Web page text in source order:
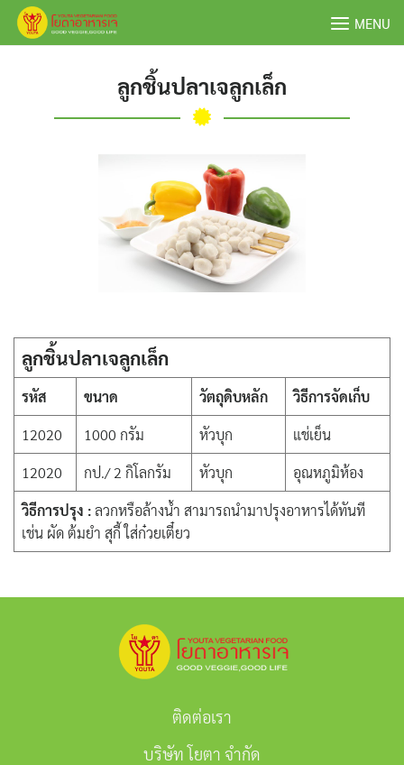
Skip
MENU
ลูกชิ้นปลาเจลูกเล็ก
ลูกชิ้นปลาเจลูกเล็ก
รหัส ขนาด วัตถุดิบหลัก
วิธีการจัดเก็บ
12020
1000 กรัม หัวบุก
แช่เย็น
12020
กป./ 2 กิโลกรัม หัวบุก
อุณหภูมิห้อง
วิธีการปรุง :ลวกหรือล้างน้ำ สามารถนำมาปรุงอาหารได้ทันที
เช่น ผัด ต้มยำ สุกี้ ใส่ก๋วยเตี๋ยว
ติดต่อเรา
บริษัท โยตา จำกัด